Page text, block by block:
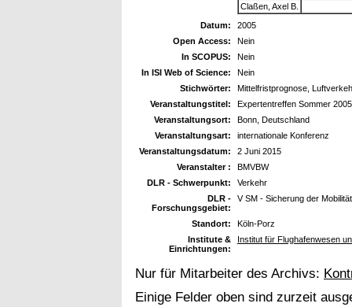
Claßen, Axel B.
Datum:
2005
Open Access:
Nein
In SCOPUS:
Nein
In ISI Web of Science:
Nein
Stichwörter:
Mittelfristprognose,
Veranstaltungstitel:
Expertentreffen Sommer
Veranstaltungsort:
Bonn, Deutschland
Veranstaltungsart:
internationale Konferenz
Veranstaltungsdatum:
2 Juni 2015
Veranstalter :
BMVBW
DLR - Schwerpunkt:
Verkehr
DLR -
Forschungsgebiet:
V SM - Sicherung der Mobilität
Standort:
Köln-Porz
Institute &
Einrichtungen:
Institut für Flughafenwesen
Nur für Mitarbeiter des Archivs:
Einige Felder oben sind zurzeit